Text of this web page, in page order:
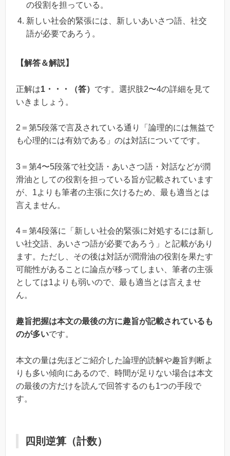
の役割を担っている。
新しい社会的緊張には、新しいあいさつ語、社交
語が必要であろう。
【解答＆解説】
正解は1・・・（答） です。選択肢2〜4の詳細を見て
いきましょう。
2＝第5段落で言及されている通り「論理的には無益で
も心理的には有効である」のは対話についてです。
3＝第4〜5段落で社交語・あいさつ語・対話などが潤
滑油としての役割を担っている旨が記載されています
が、1よりも筆者の主張に欠けるため、最も適当とは
言えません。
4＝第4段落に「新しい社会的緊張に対処するには新し
い社交語、あいさつ語が必要であろう」と記載があり
ます。ただし、その後は対話が潤滑油の役割を果たす
可能性があることに論点が移ってしまい、筆者の主張
としては1よりも弱いので、最も適当とは言えませ
ん。
趣旨把握は本文の最後の方に趣旨が記載されているも
のが多いです。
本文の量は先ほどご紹介した論理的読解や趣旨判断よ
りも多い傾向にあるので、時間が足りない場合は本文
の最後の方だけを読んで回答するのも1つの手段で
す。
四則逆算（計数）